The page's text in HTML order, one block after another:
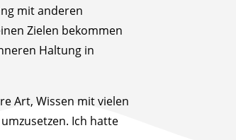
mit anderen
Zielen bekommen
Haltung in
Art, Wissen mit vielen
Ich hatte